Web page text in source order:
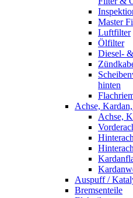
Master
Luftfilter
Ölfilter
Diesel-
hinten
Achse,
Achse,
Auspuff /
Bremsenteile